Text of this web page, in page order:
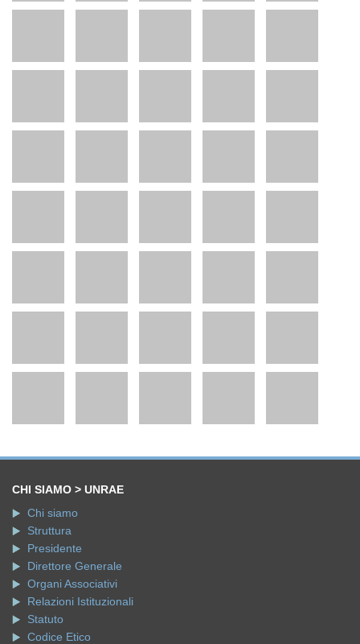
CHI SIAMO > UNRAE
Chi siamo
Struttura
Presidente
Direttore Generale
Organi Associativi
Relazioni Istituzionali
Statuto
Codice Etico